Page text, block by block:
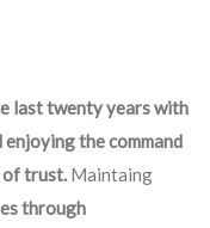
last twenty years with
the command
of trust. Maintaing
through